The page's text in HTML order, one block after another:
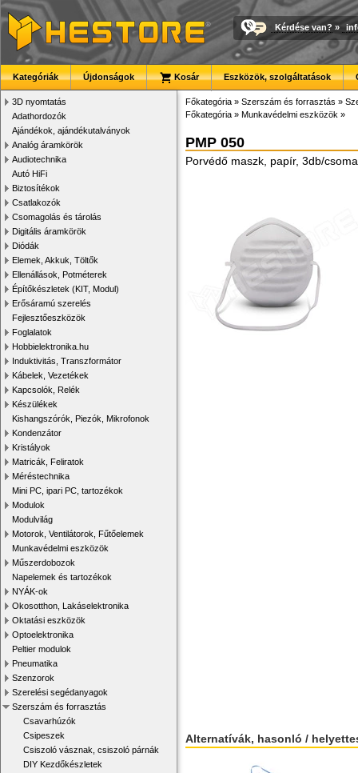
Kérdése van? »
Kategóriák Újdonságok Kosár Eszközök, szolgáltatások
3D nyomtatás
Adathordozók
Ajándékok, ajándékutalványok
Analóg áramkörök
Audiotechnika
Autó HiFi
Biztosítékok
Csatlakozók
Csomagolás és tárolás
Digitális áramkörök
Diódák
Elemek, Akkuk, Töltők
Ellenállások, Potméterek
Építőkészletek (KIT, Modul)
Erősáramú szerelés
Fejlesztőeszközök
Foglalatok
Hobbielektronika.hu
Induktivitás, Transzformátor
Kábelek, Vezetékek
Kapcsolók, Relék
Készülékek
Kishangszórók, Piezók, Mikrofonok
Kondenzátor
Kristályok
Matricák, Feliratok
Méréstechnika
Mini PC, ipari PC, tartozékok
Modulok
Modulvilág
Motorok, Ventilátorok, Fűtőelemek
Munkavédelmi eszközök
Műszerdobozok
Napelemek és tartozékok
NYÁK-ok
Okosotthon, Lakáselektronika
Oktatási eszközök
Optoelektronika
Peltier modulok
Pneumatika
Szenzorok
Szerelési segédanyagok
Szerszám és forrasztás
Csavarhúzók
Csipeszek
Csiszoló vásznak, csiszoló párnák
DIY Kezdőkészletek
Főkategória » Szerszám és forrasztás »
Főkategória » Munkavédelmi eszközök »
PMP 050
Porvédő maszk, papír, 3db/
Alternatívák, hasonló /